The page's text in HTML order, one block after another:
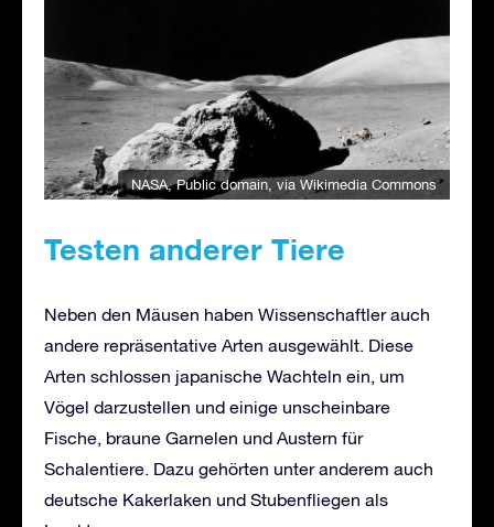
NASA, Public domain, via Wikimedia Commons
Testen anderer Tiere
Neben den Mäusen haben Wissenschaftler auch
andere repräsentative Arten ausgewählt. Diese
Arten schlossen japanische Wachteln ein, um
Vögel darzustellen und einige unscheinbare
Fische, braune Garnelen und Austern für
Schalentiere. Dazu gehörten unter anderem auch
deutsche Kakerlaken und Stubenfliegen als